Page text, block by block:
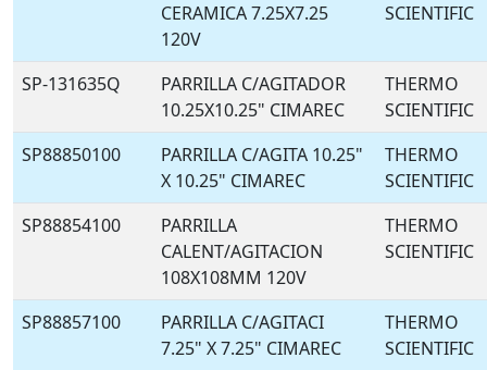
CERAMICA 7.25X7.25
120V
SCIENTIFIC
SP-131635Q
PARRILLA C/AGITADOR
10.25X10.25" CIMAREC
THERMO
SCIENTIFIC
SP88850100
PARRILLA C/AGITA 10.25"
X 10.25" CIMAREC
THERMO
SCIENTIFIC
SP88854100
PARRILLA
CALENT/AGITACION
108X108MM 120V
THERMO
SCIENTIFIC
SP88857100
PARRILLA C/AGITACI
7.25" X 7.25" CIMAREC
THERMO
SCIENTIFIC